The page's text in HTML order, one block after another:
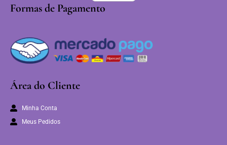
Formas de Pagamento
Área do Cliente
Minha Conta
Meus Pedidos